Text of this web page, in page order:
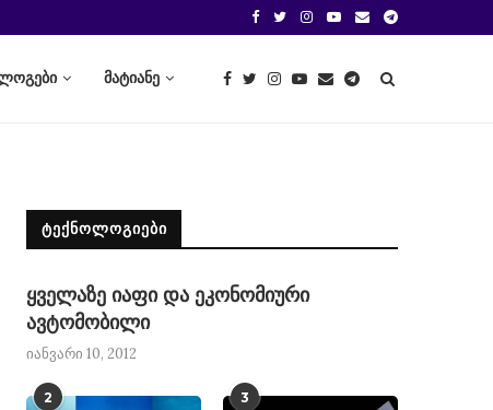
მატიანე
ᲢᲔᲥᲜᲝᲚᲝᲒᲘᲔᲑᲘ
ყველაზე იაფი და ეკონომიური
ავტომობილი
იანვარი 10, 2012
2 3